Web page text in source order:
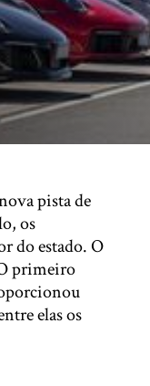
pista de
os
do estado. O
primeiro
elas os